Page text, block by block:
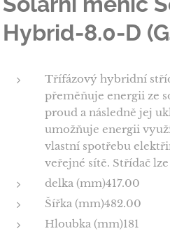
Hybrid-8.0-D
Třífázový hybridní
přeměňuje energii ze
proud a následně jej
umožňuje energii
vlastní spotřebu
veřejné sítě. Střídač
delka (mm)417.00
Šířka (mm)482.00
Hloubka (mm)181